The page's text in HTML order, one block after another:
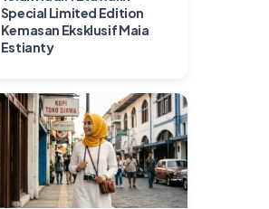
Special Limited Edition
Kemasan Eksklusif Maia
Estianty